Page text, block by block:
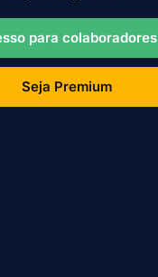
para colaboradores
Seja Premium